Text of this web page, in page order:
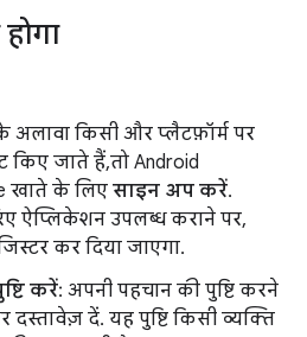
अलावा किसी और प्लैटफ़ॉर्म पर
किए जाते हैं, तो Android
खाते के लिए साइन अप करें.
ऐप्लिकेशन उपलब्ध कराने पर,
कर दिया जाएगा.
करें: अपनी पहचान की पुष्टि करने
दें. यह पुष्टि किसी व्यक्ति